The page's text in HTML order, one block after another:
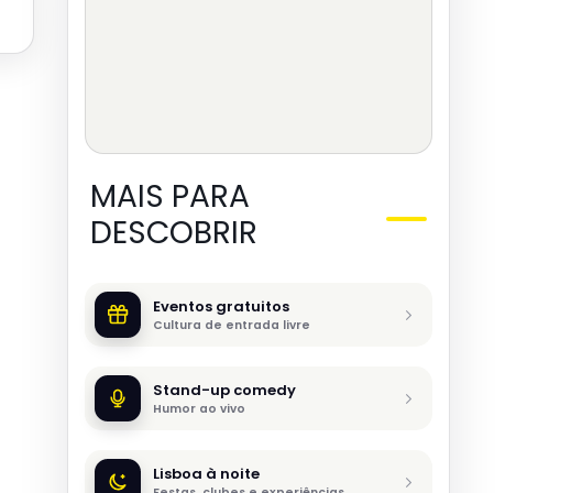
MAIS PARA
DESCOBRIR
Eventos gratuitos
Cultura de entrada livre
Stand-up comedy
Humor ao vivo
Lisboa à noite